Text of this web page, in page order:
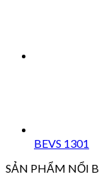
BEVS 1301
SẢN PHẨM NỔI